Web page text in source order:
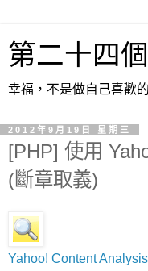
第二十四
幸福，不是做自己喜歡
2012年9月19日 星期三
[PHP] 使用
(斷章取義)
Yahoo! Content Analysis